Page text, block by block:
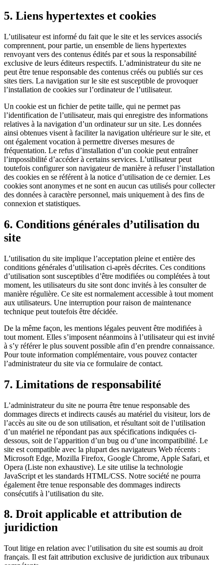
5. Liens hypertextes et cookies
L’utilisateur est informé du fait que le site et les services associés
comprennent, pour partie, un ensemble de liens hypertextes
renvoyant vers des contenus édités par et sous la responsabilité
exclusive de leurs éditeurs respectifs. L’administrateur du site ne
peut être tenue responsable des contenus créés ou publiés sur ces
sites tiers. La navigation sur le site est susceptible de provoquer
l’installation de cookies sur l’ordinateur de l’utilisateur.
Un cookie est un fichier de petite taille, qui ne permet pas
l’identification de l’utilisateur, mais qui enregistre des informations
relatives à la navigation d’un ordinateur sur un site. Les données
ainsi obtenues visent à faciliter la navigation ultérieure sur le site, et
ont également vocation à permettre diverses mesures de
fréquentation. Le refus d’installation d’un cookie peut entraîner
l’impossibilité d’accéder à certains services. L’utilisateur peut
toutefois configurer son navigateur de manière à refuser l’installation
des cookies en se référent à la notice d’utilisation de ce dernier. Les
cookies sont anonymes et ne sont en aucun cas utilisés pour collecter
des données à caractère personnel, mais uniquement à des fins de
connexion et statistiques.
6. Conditions générales d’utilisation du
site
L’utilisation du site implique l’acceptation pleine et entière des
conditions générales d’utilisation ci-après décrites. Ces conditions
d’utilisation sont susceptibles d’être modifiées ou complétées à tout
moment, les utilisateurs du site sont donc invités à les consulter de
manière régulière. Ce site est normalement accessible à tout moment
aux utilisateurs. Une interruption pour raison de maintenance
technique peut toutefois être décidée.
De la même façon, les mentions légales peuvent être modifiées à
tout moment. Elles s’imposent néanmoins à l’utilisateur qui est invité
à s’y référer le plus souvent possible afin d’en prendre connaissance.
Pour toute information complémentaire, vous pouvez contacter
l’administrateur du site via ce formulaire de contact.
7. Limitations de responsabilité
L’administrateur du site ne pourra être tenue responsable des
dommages directs et indirects causés au matériel du visiteur, lors de
l’accès au site ou de son utilisation, et résultant soit de l’utilisation
d’un matériel ne répondant pas aux spécifications indiquées ci-
dessous, soit de l’apparition d’un bug ou d’une incompatibilité. Le
site est compatible avec la plupart des navigateurs Web récents :
Microsoft Edge, Mozilla Firefox, Google Chrome, Apple Safari, et
Opera (Liste non exhaustive). Le site utilise la technologie
JavaScript et les standards HTML/CSS. Notre société ne pourra
également être tenue responsable des dommages indirects
consécutifs à l’utilisation du site.
8. Droit applicable et attribution de
juridiction
Tout litige en relation avec l’utilisation du site est soumis au droit
français. Il est fait attribution exclusive de juridiction aux tribunaux